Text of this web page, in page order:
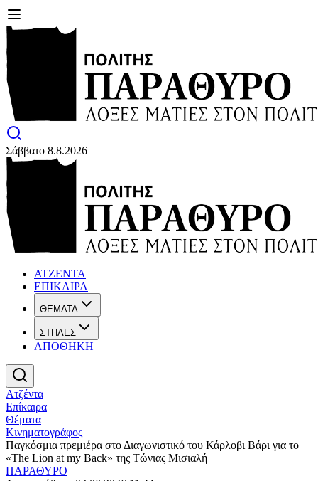
Σάββατο 8.8.2026
ΑΤΖΕΝΤΑ
ΕΠΙΚΑΙΡΑ
ΘΕΜΑΤΑ
ΣΤΗΛΕΣ
ΑΠΟΘΗΚΗ
Ατζέντα
Επίκαιρα
Θέματα
Κινηματογράφος
Παγκόσμια πρεμιέρα στο Διαγωνιστικό του Κάρλοβι Βάρι για το
«The Lion at my Back» της Τώνιας Μισιαλή
ΠΑΡΑΘΥΡΟ